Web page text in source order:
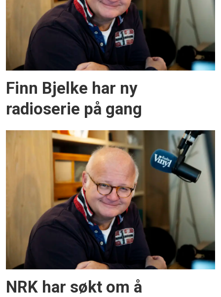
Finn Bjelke har ny
radioserie på gang
NRK har søkt om å